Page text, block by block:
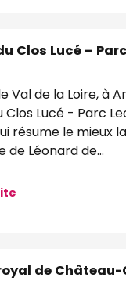
Clos Lucé –
Val de la Loire, à
Clos Lucé - Parc
résume le mieux
de Léonard de...
de